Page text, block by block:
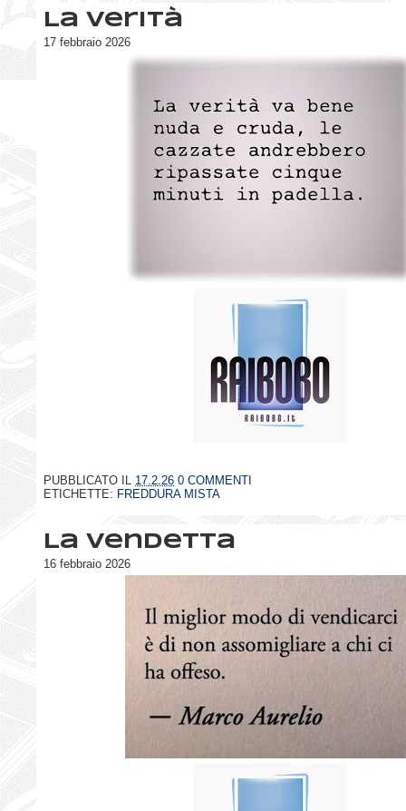
La verità
17 febbraio 2026
PUBBLICATO IL 17.2.26 0 COMMENTI
ETICHETTE: FREDDURA MISTA
La vendetta
16 febbraio 2026